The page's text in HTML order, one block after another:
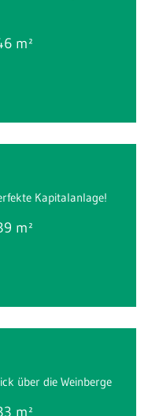
m²
Kapitalanlage!
m²
über die Weinberge
m²